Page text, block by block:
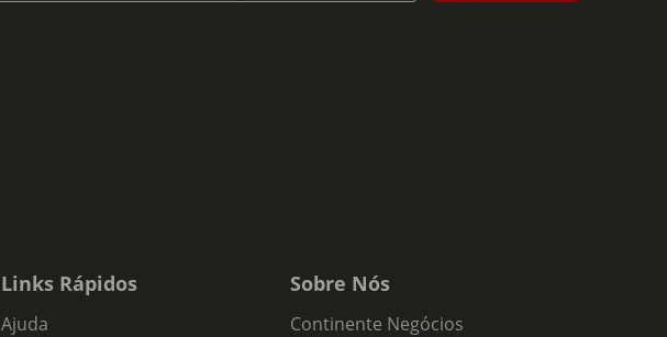
Links Rápidos
Ajuda
Sobre Nós
Continente Negócios